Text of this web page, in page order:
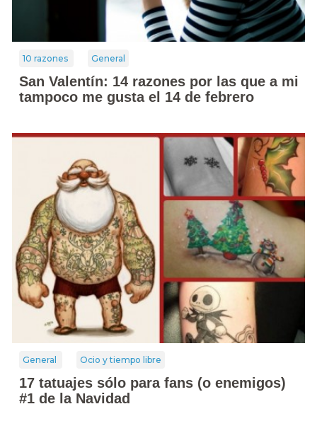
10 razones General
San Valentín: 14 razones por las que a mi
tampoco me gusta el 14 de febrero
General Ocio y tiempo libre
17 tatuajes sólo para fans (o enemigos)
#1 de la Navidad